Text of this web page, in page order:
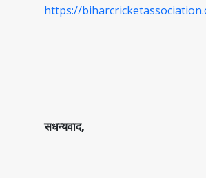
https://
सधन्यवाद,